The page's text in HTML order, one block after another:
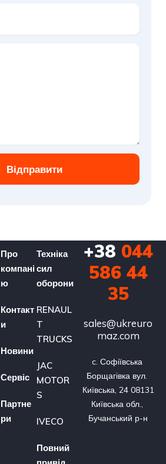
Відправити
Про
компані
ю
Контакт
и
Новини
Сервіс
Партне
ри
Техніка
сил
оборони
RENAUL
T
TRUCKS
JAC
MOTOR
S
IVECO
Повний
+38 044
586 44
35
sales@ukreuro
maz.com
c. Софіївська
Борщагівка вул.
Київська, 24 08131
Київська обл.,
Бучанський р-н